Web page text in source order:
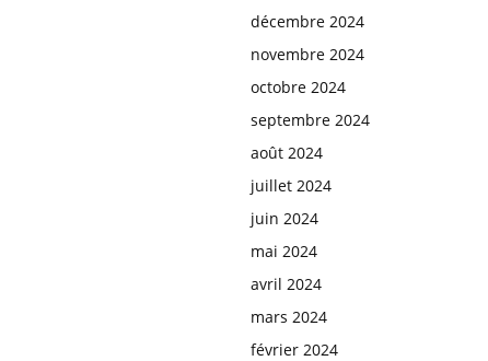
décembre 2024
novembre 2024
octobre 2024
septembre 2024
août 2024
juillet 2024
juin 2024
mai 2024
avril 2024
mars 2024
février 2024